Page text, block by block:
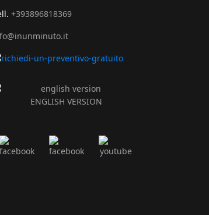
+393896818369
ENGLISH VERSION